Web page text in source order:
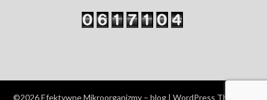
©2026 Efektywne Mikroorganizmy – blog | WordPress Theme by